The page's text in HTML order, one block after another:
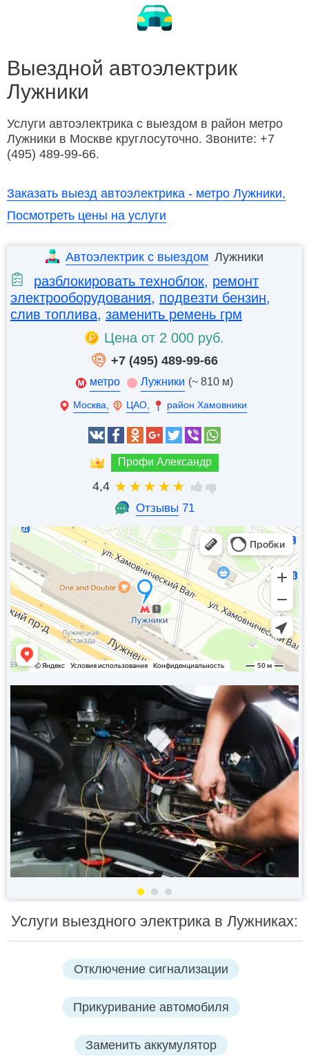
Ремонт электрооборудования
Разблокировать техноблок
Изготовление ключей
Открыть капот
Слить топливо Ремонт замка зажигания
Выездной автоэлектрик
Лужники
Услуги автоэлектрика с выездом в район метро
Лужники в Москве круглосуточно. Звоните: +7
(495) 489-99-66.
Заказать выезд автоэлектрика - метро Лужники,
Посмотреть цены на услуги
Автоэлектрик с выездом Лужники
разблокировать техноблок, ремонт
электрооборудования, подвезти бензин,
слив топлива, заменить ремень грм
Цена от 2 000 руб.
+7 (495) 489-99-66
метро Лужники (~ 810 м)
Москва, ЦАО, район Хамовники
Профи Александр
4,4
Отзывы 71
Услуги выездного электрика в Лужниках:
Отключение сигнализации
Прикуривание автомобиля
Заменить аккумулятор